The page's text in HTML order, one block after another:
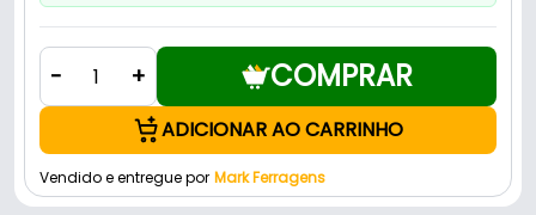
- + COMPRAR
ADICIONAR AO CARRINHO
Vendido e entregue por Mark Ferragens